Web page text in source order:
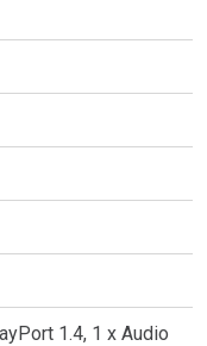
1.4, 1 x Audio